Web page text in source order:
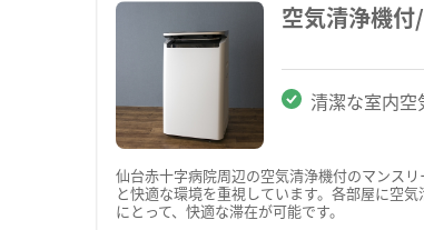
空気清浄機
清潔な室内
仙台赤十字病院周辺の空気清浄機付のマンス
と快適な環境を重視しています。各部屋に空
にとって、快適な滞在が可能です。